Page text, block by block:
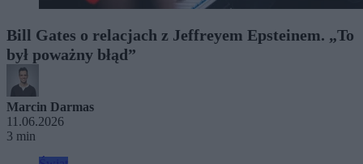
Bill Gates o relacjach z Jeffreyem Epsteinem. „To
był poważny błąd”
Marcin Darmas
11.06.2026
3 min